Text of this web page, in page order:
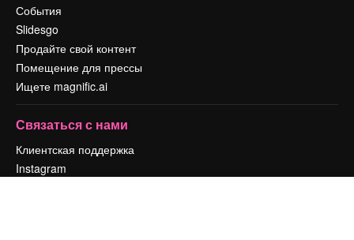
События
Slidesgo
Продайте свой контент
Помещение для прессы
Ищете magnific.ai
Связаться с нами
Клиентская поддержка
Instagram